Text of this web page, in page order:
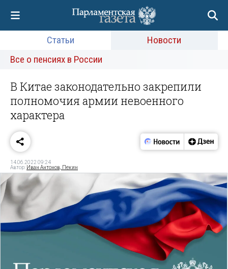
Статьи
Новости
Все о пенсиях в России
В Китае законодательно закрепили
полномочия армии невоенного
характера
14.06.2022 09:24
Автор: Иван Антонов, Пекин